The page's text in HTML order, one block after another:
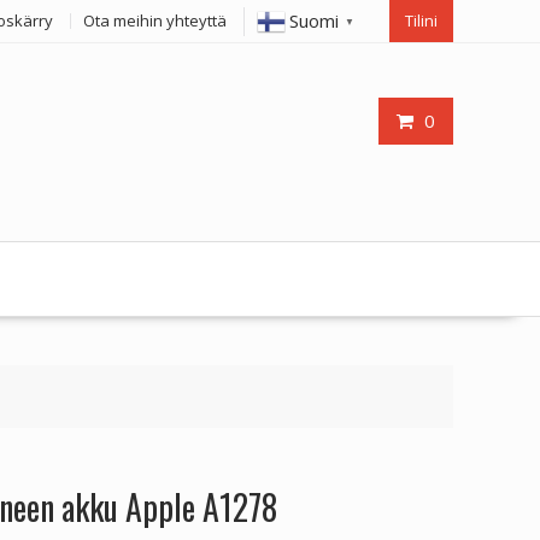
Ota meihin yhteyttä Suomi ▼ Tilini
0
akku Apple A1278